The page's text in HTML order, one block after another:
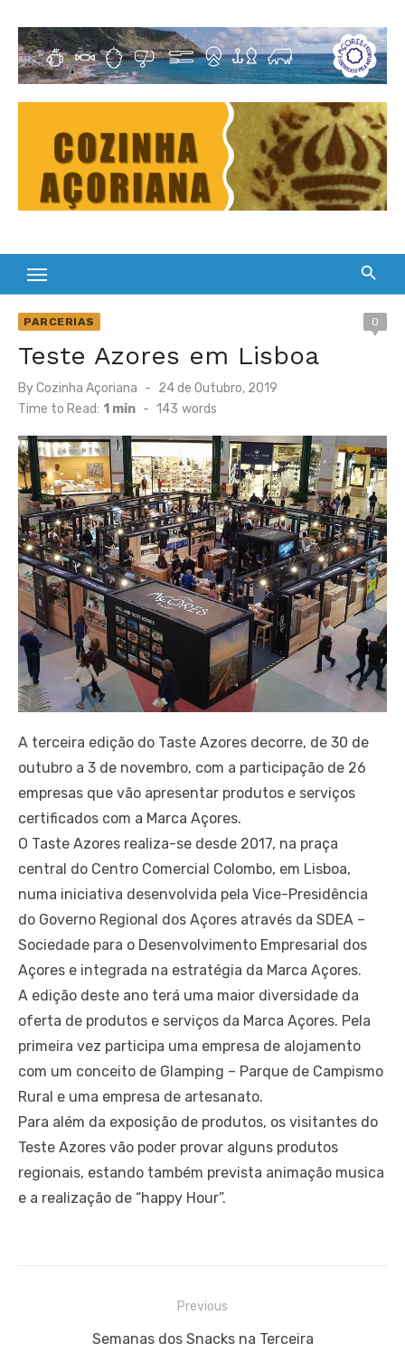
content
Cultura Gastronómica dos Açores
PARCERIAS 0
Teste Azores em Lisboa
ByCozinha Açoriana
Posted
on
24 de Outubro, 2019
Time to Read: 1 min - 143 words
A terceira edição do Taste Azores decorre, de 30 de
outubro a 3 de novembro, com a participação de 26
empresas que vão apresentar produtos e serviços
certificados com a Marca Açores.
O Taste Azores realiza-se desde 2017, na praça
central do Centro Comercial Colombo, em Lisboa,
numa iniciativa desenvolvida pela Vice-Presidência
do Governo Regional dos Açores através da SDEA –
Sociedade para o Desenvolvimento Empresarial dos
Açores e integrada na estratégia da Marca Açores.
A edição deste ano terá uma maior diversidade da
oferta de produtos e serviços da Marca Açores. Pela
primeira vez participa uma empresa de alojamento
com um conceito de Glamping – Parque de Campismo
Rural e uma empresa de artesanato.
Para além da exposição de produtos, os visitantes do
Teste Azores vão poder provar alguns produtos
regionais, estando também prevista animação musica
e a realização de “happy Hour”.
Previous
Previous
Semanas dos Snacks na Terceira